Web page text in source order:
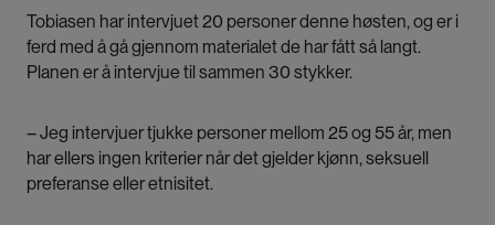
å være tjukk kan påvirke hvordan en person
opplever, forstår og navigerer seksualitet og
kjønn.
Tobiasen har intervjuet 20 personer denne høsten, og er i
ferd med å gå gjennom materialet de har fått så langt.
Planen er å intervjue til sammen 30 stykker.
– Jeg intervjuer tjukke personer mellom 25 og 55 år, men
har ellers ingen kriterier når det gjelder kjønn, seksuell
preferanse eller etnisitet.